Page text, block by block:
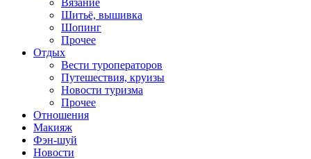
Вязание
Шитьё, вышивка
Шопинг
Прочее
Отдых
Вести туроператоров
Путешествия, круизы
Новости туризма
Прочее
Отношения
Макияж
Фэн-шуй
Новости